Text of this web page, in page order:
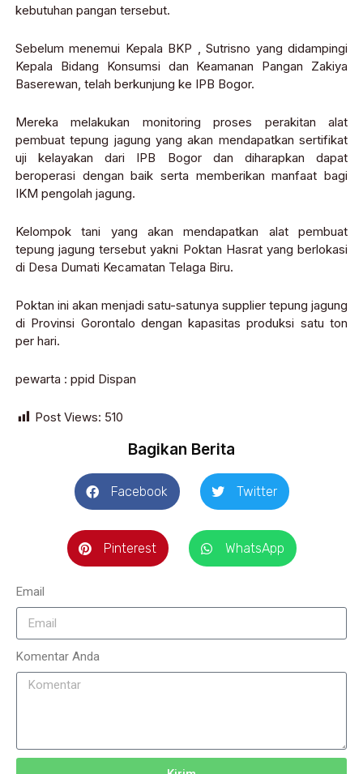
kebutuhan pangan tersebut.
Sebelum menemui Kepala BKP , Sutrisno yang didampingi
Kepala Bidang Konsumsi dan Keamanan Pangan Zakiya
Baserewan, telah berkunjung ke IPB Bogor.
Mereka melakukan monitoring proses perakitan alat
pembuat tepung jagung yang akan mendapatkan sertifikat
uji kelayakan dari IPB Bogor dan diharapkan dapat
beroperasi dengan baik serta memberikan manfaat bagi
IKM pengolah jagung.
Kelompok tani yang akan mendapatkan alat pembuat
tepung jagung tersebut yakni Poktan Hasrat yang berlokasi
di Desa Dumati Kecamatan Telaga Biru.
Poktan ini akan menjadi satu-satunya supplier tepung jagung
di Provinsi Gorontalo dengan kapasitas produksi satu ton
per hari.
pewarta : ppid Dispan
Post Views: 510
Bagikan Berita
Facebook Twitter
Pinterest WhatsApp
Email
Komentar Anda